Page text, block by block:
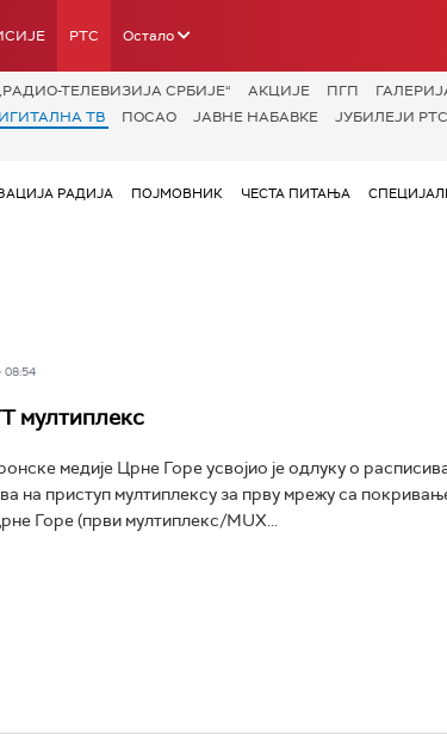
РТС Остало
ТЕЛЕВИЗИЈА СРБИЈЕ“ АКЦИЈЕ ПГП
ТВ ПОСАО ЈАВНЕ НАБАВКЕ ЈУБИЛЕЈИ
РАДИЈА ПОЈМОВНИК ЧЕСТА ПИТАЊА
08:54
мултиплекс
медије Црне Горе усвојио је одлуку о
на приступ мултиплексу за прву мрежу са
Горе (први мултиплекс/MUX...